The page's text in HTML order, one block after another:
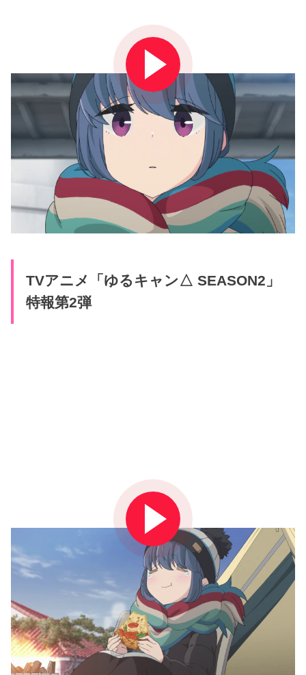
TVアニメ「ゆるキャン△ SEASON2」
特報第2弾